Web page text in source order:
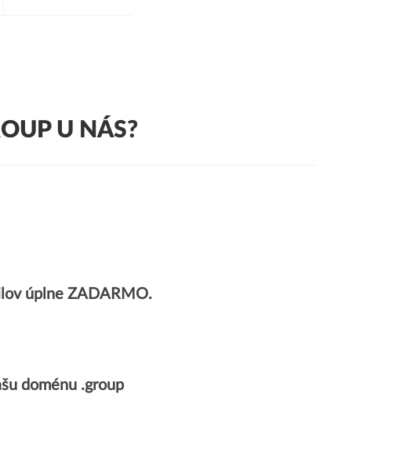
U NÁS?
úplne ZADARMO.
doménu .group